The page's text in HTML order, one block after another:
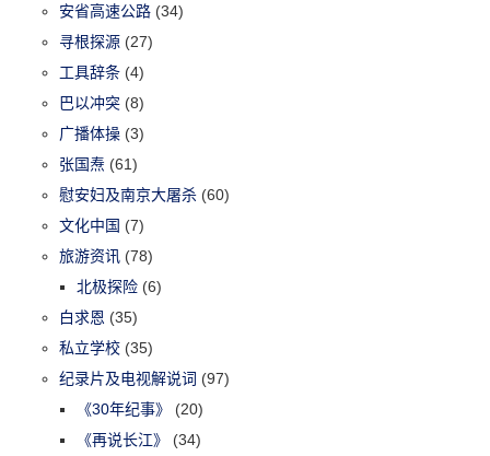
安省高速公路 (34)
寻根探源 (27)
工具辞条 (4)
巴以冲突 (8)
广播体操 (3)
张国焘 (61)
慰安妇及南京大屠杀 (60)
文化中国 (7)
旅游资讯 (78)
北极探险 (6)
白求恩 (35)
私立学校 (35)
纪录片及电视解说词 (97)
《30年纪事》
(20)
《再说长江》
(34)